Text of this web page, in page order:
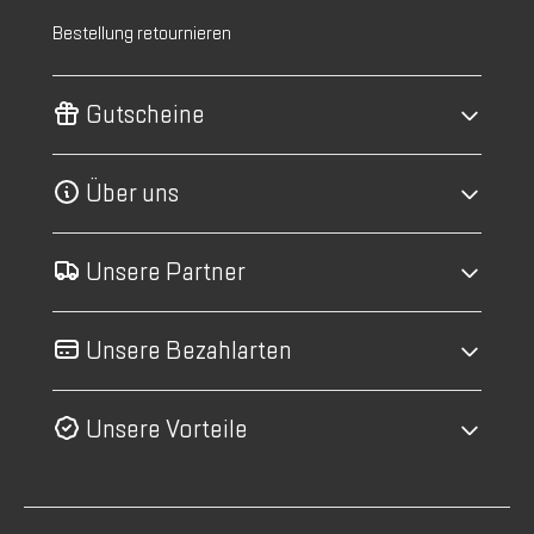
Bestellung retournieren
Gutscheine
Über uns
Unsere Partner
Unsere Bezahlarten
Unsere Vorteile